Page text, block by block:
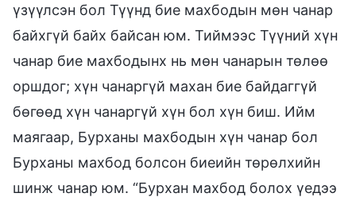
үзүүлсэн бол Түүнд бие махбодын мөн чанар
байхгүй байх байсан юм. Тиймээс Түүний хүн
чанар бие махбодынх нь мөн чанарын төлөө
оршдог; хүн чанаргүй махан бие байдаггүй
бөгөөд хүн чанаргүй хүн бол хүн биш. Ийм
маягаар, Бурханы махбодын хүн чанар бол
Бурханы махбод болсон биеийн төрөлхийн
шинж чанар юм. “Бурхан махбод болох үедээ